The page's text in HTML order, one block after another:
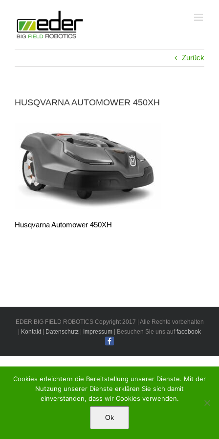
springen
Zurück
HUSQVARNA AUTOMOWER 450XH
Husqvarna Automower 450XH
EDER BIG FIELD ROBOTICS Copyright 2017 | Alle Rechte vorbehalten
Kontakt| Datenschutz Impressum | Besuchen Sie uns auffacebook
Cookies erleichtern die Bereitstellung unserer Dienste. Mit der
Nutzung unserer Dienste erklären Sie sich damit
einverstanden, dass wir Cookies verwenden.
Ok